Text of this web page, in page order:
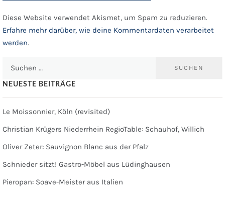
Diese Website verwendet Akismet, um Spam zu reduzieren.
Erfahre mehr darüber, wie deine Kommentardaten verarbeitet
werden.
NEUESTE BEITRÄGE
Le Moissonnier, Köln (revisited)
Christian Krügers Niederrhein RegioTable: Schauhof, Willich
Oliver Zeter: Sauvignon Blanc aus der Pfalz
Schnieder sitzt! Gastro-Möbel aus Lüdinghausen
Pieropan: Soave-Meister aus Italien